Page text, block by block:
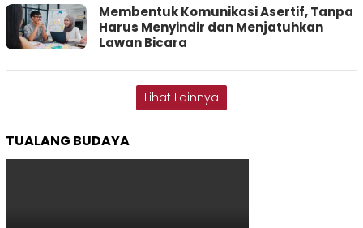
Membentuk Komunikasi Asertif, Tanpa
Harus Menyindir dan Menjatuhkan
Lawan Bicara
Lihat Lainnya
TUALANG BUDAYA